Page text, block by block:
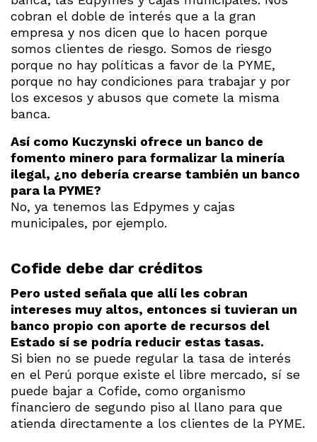
cobran el doble de interés que a la gran
empresa y nos dicen que lo hacen porque
somos clientes de riesgo. Somos de riesgo
porque no hay políticas a favor de la PYME,
porque no hay condiciones para trabajar y por
los excesos y abusos que comete la misma
banca.
Así como Kuczynski ofrece un banco de
fomento minero para formalizar la minería
ilegal, ¿no debería crearse también un banco
para la PYME?
No, ya tenemos las Edpymes y cajas
municipales, por ejemplo.
Cofide debe dar créditos
Pero usted señala que allí les cobran
intereses muy altos, entonces si tuvieran un
banco propio con aporte de recursos del
Estado sí se podría reducir estas tasas.
Si bien no se puede regular la tasa de interés
en el Perú porque existe el libre mercado, sí se
puede bajar a Cofide, como organismo
financiero de segundo piso al llano para que
atienda directamente a los clientes de la PYME.